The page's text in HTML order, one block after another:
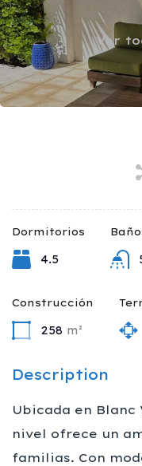
Ver
Dormitorios
4.5
Construcción
258 m²
Description
Ubicada en
nivel ofrece un
familias. Con